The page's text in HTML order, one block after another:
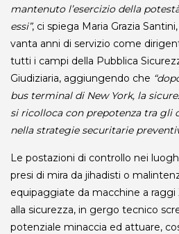
mantenuto l’esercizio della
essi”, ci spiega Maria Grazia
vanta anni di servizio come
tutti i campi della Pubblica
Giudiziaria, aggiungendo che
bus terminal di New York, la
si ricolloca con prepotenza tra gli
nella strategie securitarie
Le postazioni di controllo nei
presi di mira da jihadisti o
equipaggiate da macchine a
alla sicurezza, in gergo tecnico
potenziale minaccia ed attuare,